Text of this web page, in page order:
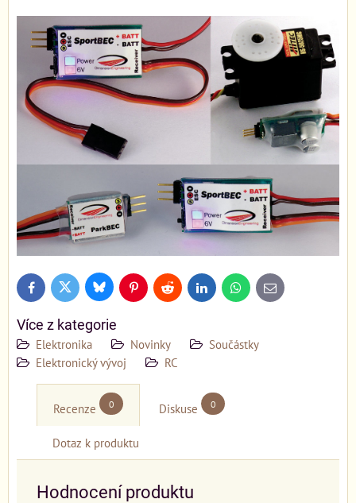
FacebookTwitter BlueskyPinterestReddit LinkedInWhatsApp
E-
mail
Více z kategorie
Elektronika Novinky
Součástky
Elektronický vývoj
RC
Recenze 0 Diskuse 0
Dotaz k produktu
Hodnocení produktu